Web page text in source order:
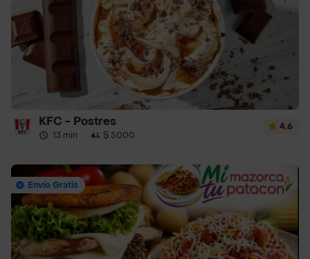
KFC - Postres
13 min · $ 5000
4.6
Envío Gratis